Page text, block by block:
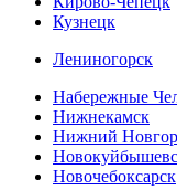
Кузнецк
Лениногорск
Набережные
Нижнекамск
Нижний
Новочебоксарск